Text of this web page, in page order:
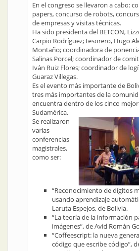
En el congreso se llevaron a cabo:
papers, concurso de robots,
de empresas y visitas técnicas.
Ha sido presidenta del BETCON,
Carpio Rodríguez; tesorero, Hugo
Montaño; coordinadora de
Salinas Porcel; coordinador de
Iván Ruiz Flores; coordinador de
Guaraz Villegas.
Es el evento más importante de
tres más importantes de la
encuentra dentro de los cinco
Sudamérica.
Se realizaron
varias
conferencias
magistrales,
como ser:
“Reconocimiento de dígitos
usando aprendizaje
Laruta Espejos, de Bolivia.
“La teoría de la información
imágenes”, de Avid Román
“Coffeescript: la nueva
código que escribe código”,